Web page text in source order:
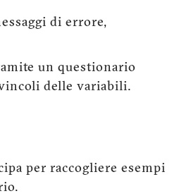
di errore,
un questionario
delle variabili.
per raccogliere esempi